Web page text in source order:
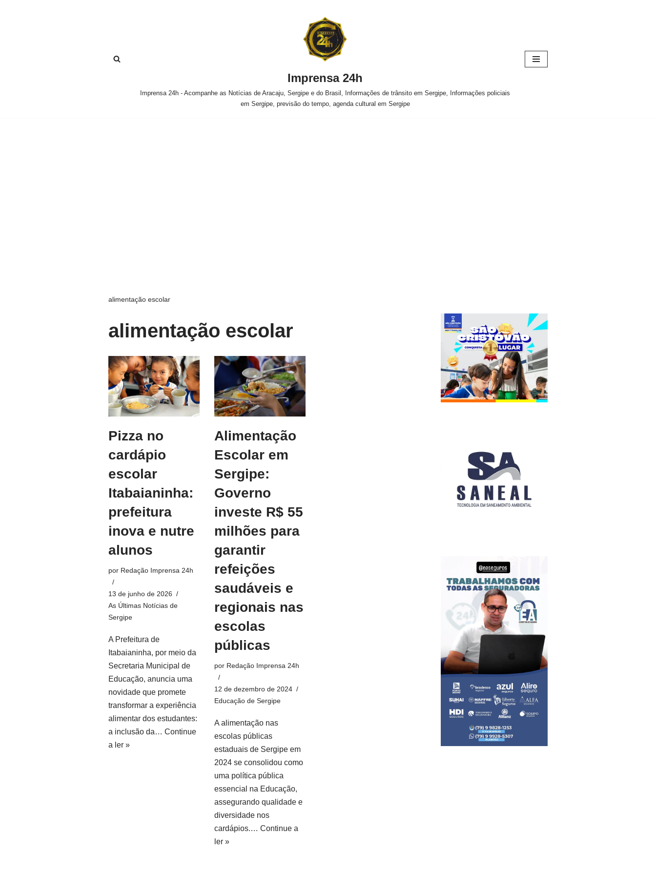
Imprensa 24h
Imprensa 24h - Acompanhe as Notícias de Aracaju, Sergipe e do Brasil, Informações de trânsito em Sergipe, Informações policiais
em Sergipe, previsão do tempo, agenda cultural em Sergipe
alimentação escolar
alimentação escolar
Pizza no
cardápio
escolar
Itabaianinha:
prefeitura
inova e nutre
alunos
por Redação Imprensa 24h
13 de junho de 2026
As Últimas Notícias de
Sergipe
A Prefeitura de
Itabaianinha, por meio da
Secretaria Municipal de
Educação, anuncia uma
novidade que promete
transformar a experiência
alimentar dos estudantes:
a inclusão da… Continue
a ler »
Alimentação
Escolar em
Sergipe:
Governo
investe R$ 55
milhões para
garantir
refeições
saudáveis e
regionais nas
escolas
públicas
por Redação Imprensa 24h
12 de dezembro de 2024
Educação de Sergipe
A alimentação nas
escolas públicas
estaduais de Sergipe em
2024 se consolidou como
uma política pública
essencial na Educação,
assegurando qualidade e
diversidade nos
cardápios.… Continue a
ler »